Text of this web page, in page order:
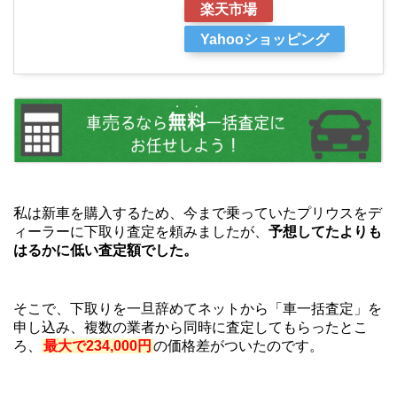
楽天市場
Yahooショッピング
私は新車を購入するため、今まで乗っていたプリウスをデ
ィーラーに下取り査定を頼みましたが、 予想してたよりも
はるかに低い査定額でした。
そこで、下取りを一旦辞めてネットから「車一括査定」を
申し込み、複数の業者から同時に査定してもらったとこ
ろ、
最大で234,000円 の価格差がついたのです。